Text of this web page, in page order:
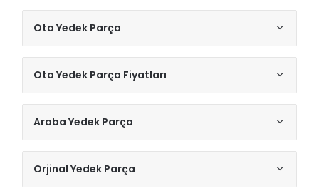
Oto Yedek Parça
Oto Yedek Parça Fiyatları
Araba Yedek Parça
Orjinal Yedek Parça